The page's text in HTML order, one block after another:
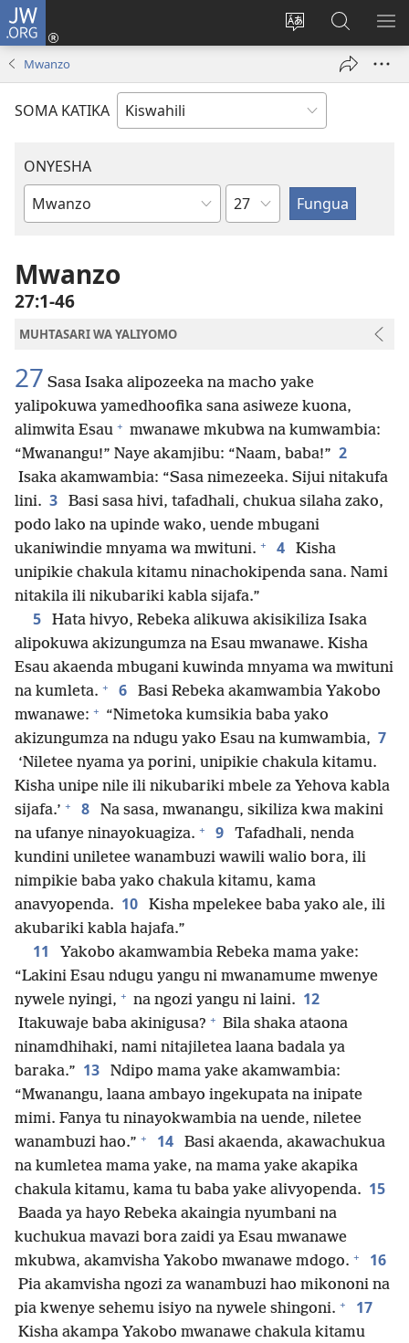
JW.ORG
Badili
tovuti
Ingia
(opens
Tafuta
Katika
JW.ORG
Mwanzo
SOMA KATIKA
ONYESHA
Kitabu
Biblia
Sura
Mwanzo
27:1-46
MUHTASARI WA YALIYOMO
27 Sasa Isaka alipozeeka na macho yake
yalipokuwa yamedhoofika sana asiweze kuona,
alimwita Esau + mwanawe mkubwa na kumwambia:
“Mwanangu!” Naye akamjibu: “Naam, baba!” 2
Isaka akamwambia: “Sasa nimezeeka. Sijui nitakufa
lini. 3
Basi sasa hivi, tafadhali, chukua silaha zako,
podo lako na upinde wako, uende mbugani
ukaniwindie mnyama wa mwituni. + 4
Kisha
unipikie chakula kitamu ninachokipenda sana. Nami
nitakila ili nikubariki kabla sijafa.”
5
Hata hivyo, Rebeka alikuwa akisikiliza Isaka
alipokuwa akizungumza na Esau mwanawe. Kisha
Esau akaenda mbugani kuwinda mnyama wa mwituni
na kumleta. + 6
Basi Rebeka akamwambia Yakobo
mwanawe: + “Nimetoka kumsikia baba yako
akizungumza na ndugu yako Esau na kumwambia, 7
‘Niletee nyama ya porini, unipikie chakula kitamu.
Kisha unipe nile ili nikubariki mbele za Yehova kabla
sijafa.’ + 8
Na sasa, mwanangu, sikiliza kwa makini
na ufanye ninayokuagiza. + 9
Tafadhali, nenda
kundini uniletee wanambuzi wawili walio bora, ili
nimpikie baba yako chakula kitamu, kama
anavyopenda. 10
Kisha mpelekee baba yako ale, ili
akubariki kabla hajafa.”
11
Yakobo akamwambia Rebeka mama yake:
“Lakini Esau ndugu yangu ni mwanamume mwenye
nywele nyingi, + na ngozi yangu ni laini. 12
Itakuwaje baba akinigusa? + Bila shaka ataona
ninamdhihaki, nami nitajiletea laana badala ya
baraka.” 13
Ndipo mama yake akamwambia:
“Mwanangu, laana ambayo ingekupata na inipate
mimi. Fanya tu ninayokwambia na uende, niletee
wanambuzi hao.” + 14
Basi akaenda, akawachukua
na kumletea mama yake, na mama yake akapika
chakula kitamu, kama tu baba yake alivyopenda. 15
Baada ya hayo Rebeka akaingia nyumbani na
kuchukua mavazi bora zaidi ya Esau mwanawe
mkubwa, akamvisha Yakobo mwanawe mdogo. + 16
Pia akamvisha ngozi za wanambuzi hao mikononi na
pia kwenye sehemu isiyo na nywele shingoni. + 17
Kisha akampa Yakobo mwanawe chakula kitamu